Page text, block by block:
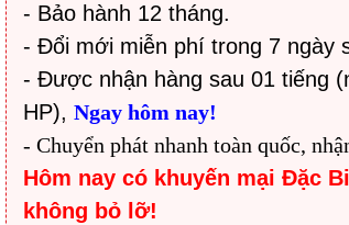
- Bảo hành 12 tháng.
- Đổi mới miễn phí trong 7 ngày
- Được nhận hàng sau 01 tiếng
HP),Ngay hôm nay!
- Chuyển phát nhanh toàn quốc,
Hôm nay có khuyến mại
không bỏ lỡ!